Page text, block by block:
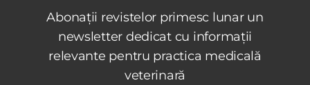
Abonații revistelor primesc lunar un
newsletter dedicat cu informații
relevante pentru practica medicală
veterinară